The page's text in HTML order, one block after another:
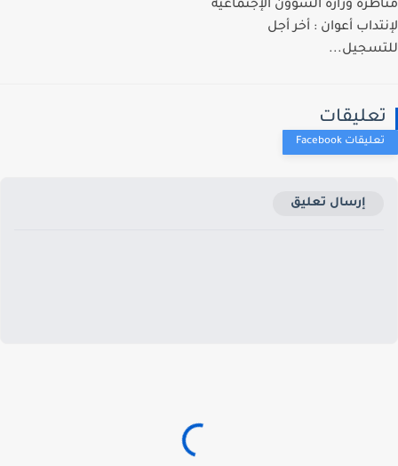
وزارة الشؤون الإجتماعية
أعوان : أخر أجل
إرسال تعليق